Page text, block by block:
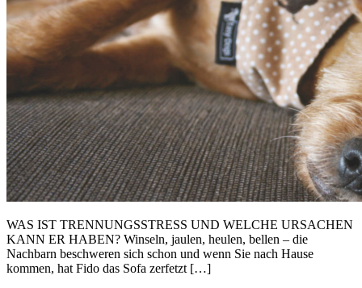
WAS IST TRENNUNGSSTRESS UND WELCHE URSACHEN
KANN ER HABEN? Winseln, jaulen, heulen, bellen – die
Nachbarn beschweren sich schon und wenn Sie nach Hause
kommen, hat Fido das Sofa zerfetzt […]